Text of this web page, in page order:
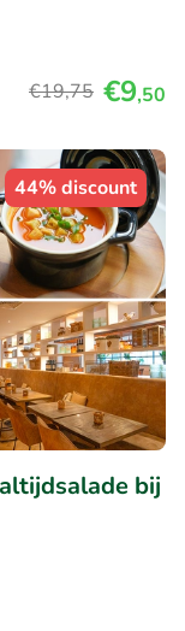
€19,75 €9,50
44% discount
bij